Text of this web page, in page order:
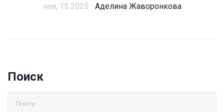
ноя, 15 2025 Аделина Жаворонкова
Поиск